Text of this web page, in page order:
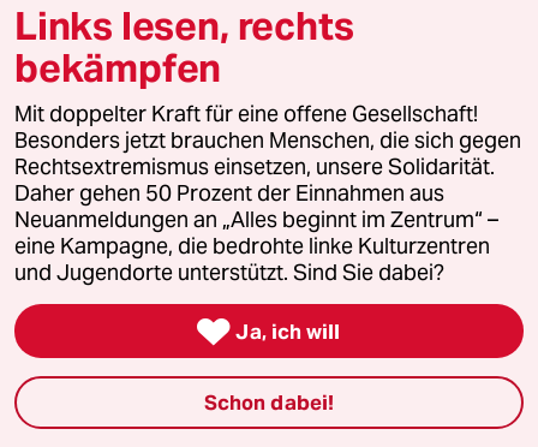
Mehr taz Angebote
Reisen
Kantine
Anzeigen
Links lesen, rechts
bekämpfen
Mit doppelter Kraft für eine offene Gesellschaft!
Besonders jetzt brauchen Menschen, die sich gegen
Rechtsextremismus einsetzen, unsere Solidarität.
Daher gehen 50 Prozent der Einnahmen aus
Neuanmeldungen an „Alles beginnt im Zentrum“ –
eine Kampagne, die bedrohte linke Kulturzentren
und Jugendorte unterstützt. Sind Sie dabei?
 Ja, ich will
Schon dabei!